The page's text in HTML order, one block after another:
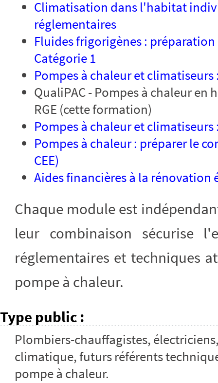
Climatisation dans l'habitat
réglementaires
Fluides frigorigènes :
Catégorie 1
Pompes à chaleur et climatiseurs
QualiPAC - Pompes à chaleur
RGE (cette formation)
Pompes à chaleur et
Pompes à chaleur : préparer le
CEE)
Aides financières à la rénovation
Chaque module est
leur combinaison sécurise
réglementaires et techniques
pompe à chaleur.
Type public :
Plombiers-chauffagistes,
climatique, futurs référents
pompe à chaleur.